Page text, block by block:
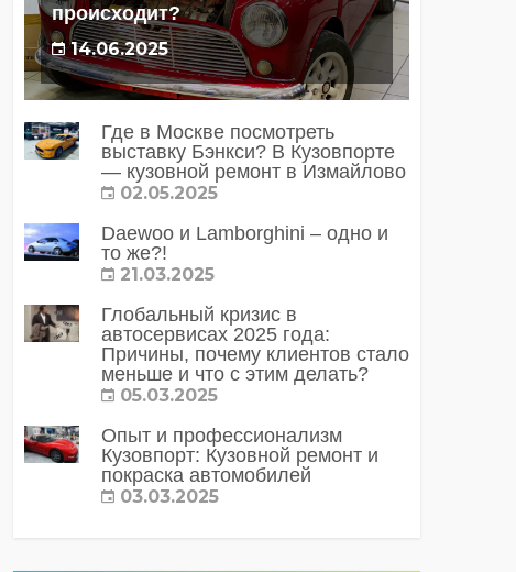
происходит?
14.06.2025
Где в Москве посмотреть
выставку Бэнкси? В Кузовпорте
— кузовной ремонт в Измайлово
02.05.2025
Daewoo и Lamborghini – одно и
то же?!
21.03.2025
Глобальный кризис в
автосервисах 2025 года:
Причины, почему клиентов стало
меньше и что с этим делать?
05.03.2025
Опыт и профессионализм
Кузовпорт: Кузовной ремонт и
покраска автомобилей
03.03.2025